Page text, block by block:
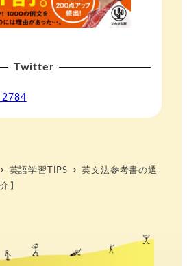
Twitter
英語学習TIPS
英文法参考書の選
】